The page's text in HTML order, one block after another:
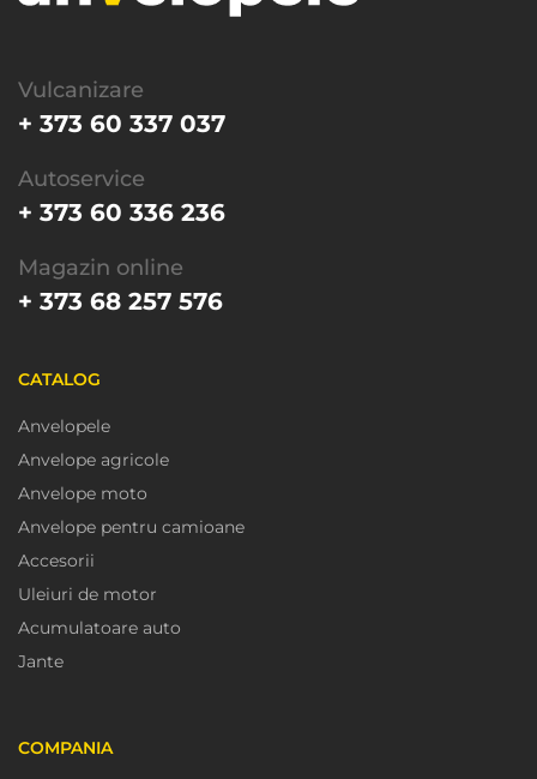
Vulcanizare
+ 373 60 337 037
Autoservice
+ 373 60 336 236
Magazin online
+ 373 68 257 576
CATALOG
Anvelopele
Anvelope agricole
Anvelope moto
Anvelope pentru camioane
Accesorii
Uleiuri de motor
Acumulatoare auto
Jante
COMPANIA